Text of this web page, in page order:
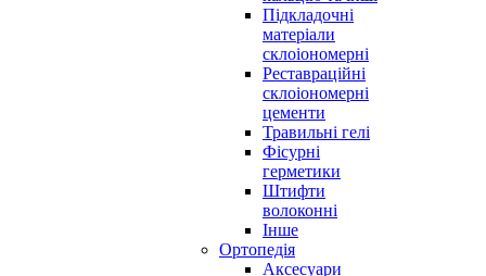
Підкладочні
матеріали
склоіономерні
Реставраційні
склоіономерні
цементи
Травильні гелі
Фісурні
герметики
Штифти
волоконні
Інше
Ортопедія
Аксесуари